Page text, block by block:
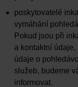
poskytovatelé
vymáhání
Pokud jsou při
a kontaktní
údaje o
služeb, budeme
informovat.